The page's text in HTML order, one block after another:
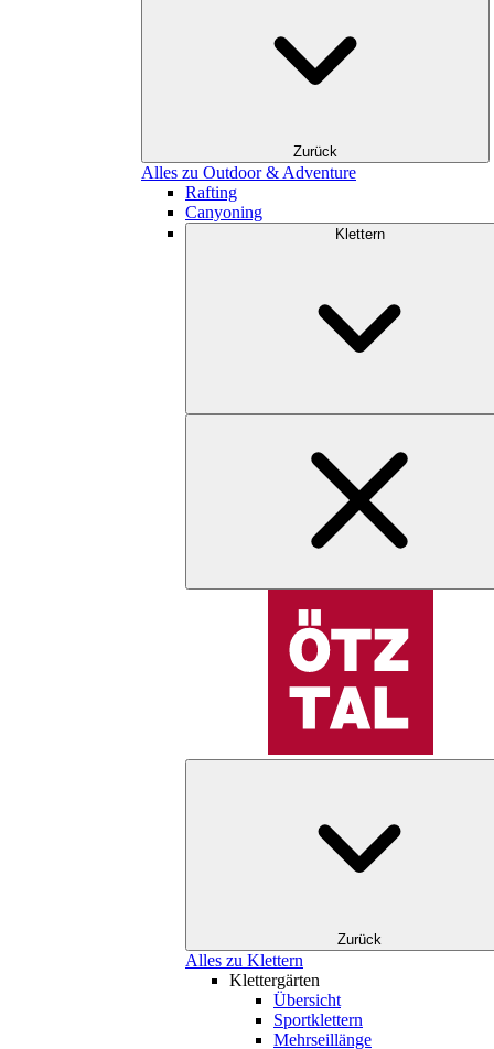
Zurück
Alles zu Outdoor & Adventure
Rafting
Canyoning
Klettern
Zurück
Alles zu Klettern
Klettergärten
Übersicht
Sportklettern
Mehrseillänge